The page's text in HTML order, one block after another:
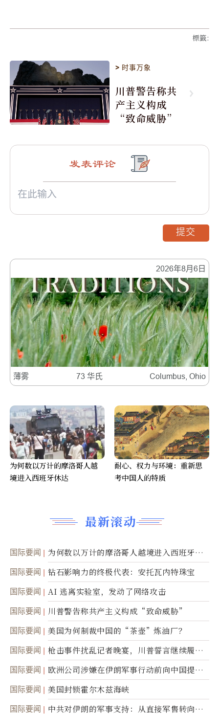
標籤:
> 时事万象
川普警告称共
产主义构成
“致命威胁”
2026年8月6日
薄雾 73 华氏 Columbus, Ohio
最新滚动
国际要闻
为何数以万计的摩洛哥人越境进入西班牙休
达
国际要闻 钻石影响力的终极代表：安托瓦内特珠宝
国际要闻 AI 逃离实验室，发动了网络攻击
国际要闻 川普警告称共产主义构成“致命威胁”
国际要闻 美国为何制裁中国的“茶壶”炼油厂？
国际要闻
枪击事件扰乱记者晚宴，川普誓言继续履行
职责
国际要闻
欧洲公司涉嫌在伊朗军事行动前向中国提供
美军基地的卫星图像
国际要闻 美国封锁霍尔木兹海峡
国际要闻
中共对伊朗的军事支持：从直接军售转向间
发表评论
提交
为何数以万计的摩洛哥人越
境进入西班牙休达
耐心、权力与环境：重新思
考中国人的特质